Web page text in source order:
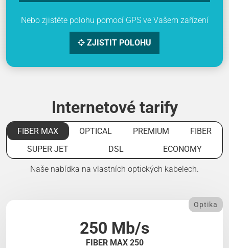
Nebo zjistěte polohu pomocí GPS ve Vašem zařízení
ZJISTIT POLOHU
Internetové tarify
FIBER MAX OPTICAL PREMIUM
FIBER
SUPER JET
DSL ECONOMY
Naše nabídka na vlastních optických kabelech.
250 Mb/s
FIBER MAX 250
Optika